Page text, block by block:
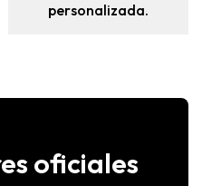
personalizada.
oficiales